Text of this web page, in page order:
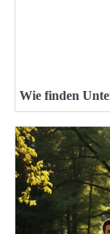
Wie finden